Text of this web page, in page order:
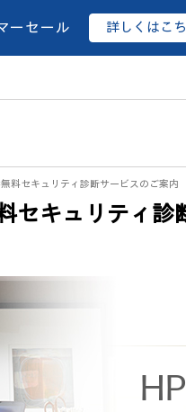
ーセール 詳しくはこ
料セキュリティ診断サービスのご案内
セキュリティ診